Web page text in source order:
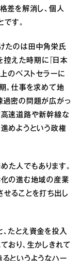
差を解消し、個人
す。
たのは田中角栄氏
控えた時期に『日本
のベストセラーに
。仕事を求めて地
過密の問題が広がっ
高速道路や新幹線な
めようという政権
た人でもあります。
化の進む地域の産業
ることを打ち出し
たとえ資金を投入
おり、生かしきれて
というようなハー